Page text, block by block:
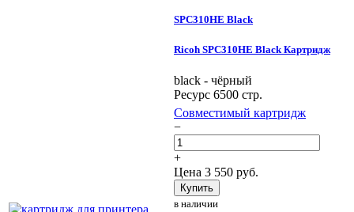
SPC310HE Black
Ricoh SPC310HE Black Картридж
black - чёрный
Ресурс 6500 стр.
Совместимый картридж
−
+
Цена 3 550 руб.
Купить
в наличии